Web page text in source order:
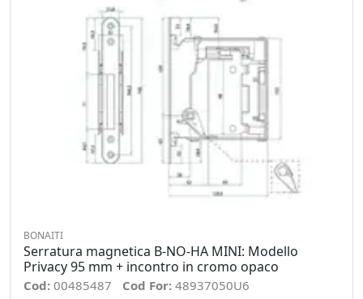
BONAITI
Serratura magnetica B-NO-HA MINI: Modello
Privacy 95 mm + incontro in cromo opaco
Cod: 00485487 Cod For: 48937050U6